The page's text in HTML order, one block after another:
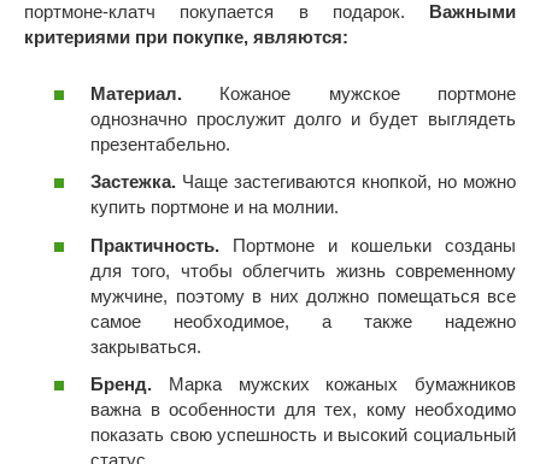
портмоне-клатч покупается в подарок. Важными
критериями при покупке, являются:
Материал. Кожаное мужское портмоне
однозначно прослужит долго и будет выглядеть
презентабельно.
Застежка. Чаще застегиваются кнопкой, но можно
купить портмоне и на молнии.
Практичность. Портмоне и кошельки созданы
для того, чтобы облегчить жизнь современному
мужчине, поэтому в них должно помещаться все
самое необходимое, а также надежно
закрываться.
Бренд. Марка мужских кожаных бумажников
важна в особенности для тех, кому необходимо
показать свою успешность и высокий социальный